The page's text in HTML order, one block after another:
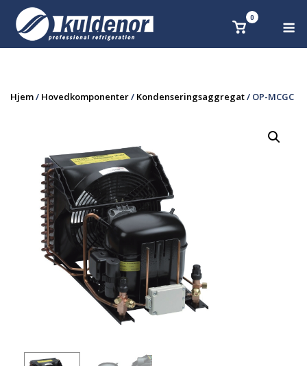
content
Se 0
Hjem/ Hovedkomponenter/ Kondenseringsaggregat/ OP-MCGC